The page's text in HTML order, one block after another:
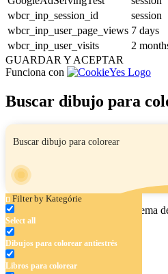
wbcr_inp_session_id
session
wbcr_inp_user_page_views 7 days
wbcr_inp_user_visits
2
GUARDAR Y ACEPTAR
Funciona con
Buscar dibujo para
Filter by Kategórie
Select all
Dibujos para colorear antiestrés
Libros para colorear
Ingrese el nombre, el área o el tema
buscando.